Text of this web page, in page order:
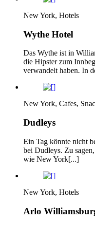
New York, Hotels
Wythe Hotel
Das Wythe ist in
die Hipster zum
verwandelt haben. In
New York, Cafes,
Dudleys
Ein Tag könnte nicht
bei Dudleys. Zu
wie New York[...]
New York, Hotels
Arlo